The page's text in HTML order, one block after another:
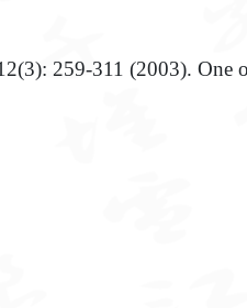
259-311 (2003). One